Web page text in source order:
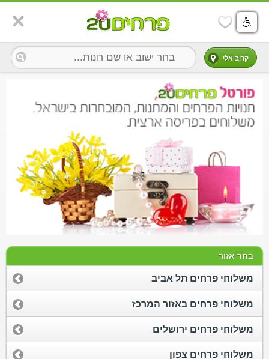
קרוב אלי
בחר אזור
משלוחי פרחים תל אביב
משלוחי פרחים באזור המרכז
משלוחי פרחים ירושלים
משלוחי פרחים צפון